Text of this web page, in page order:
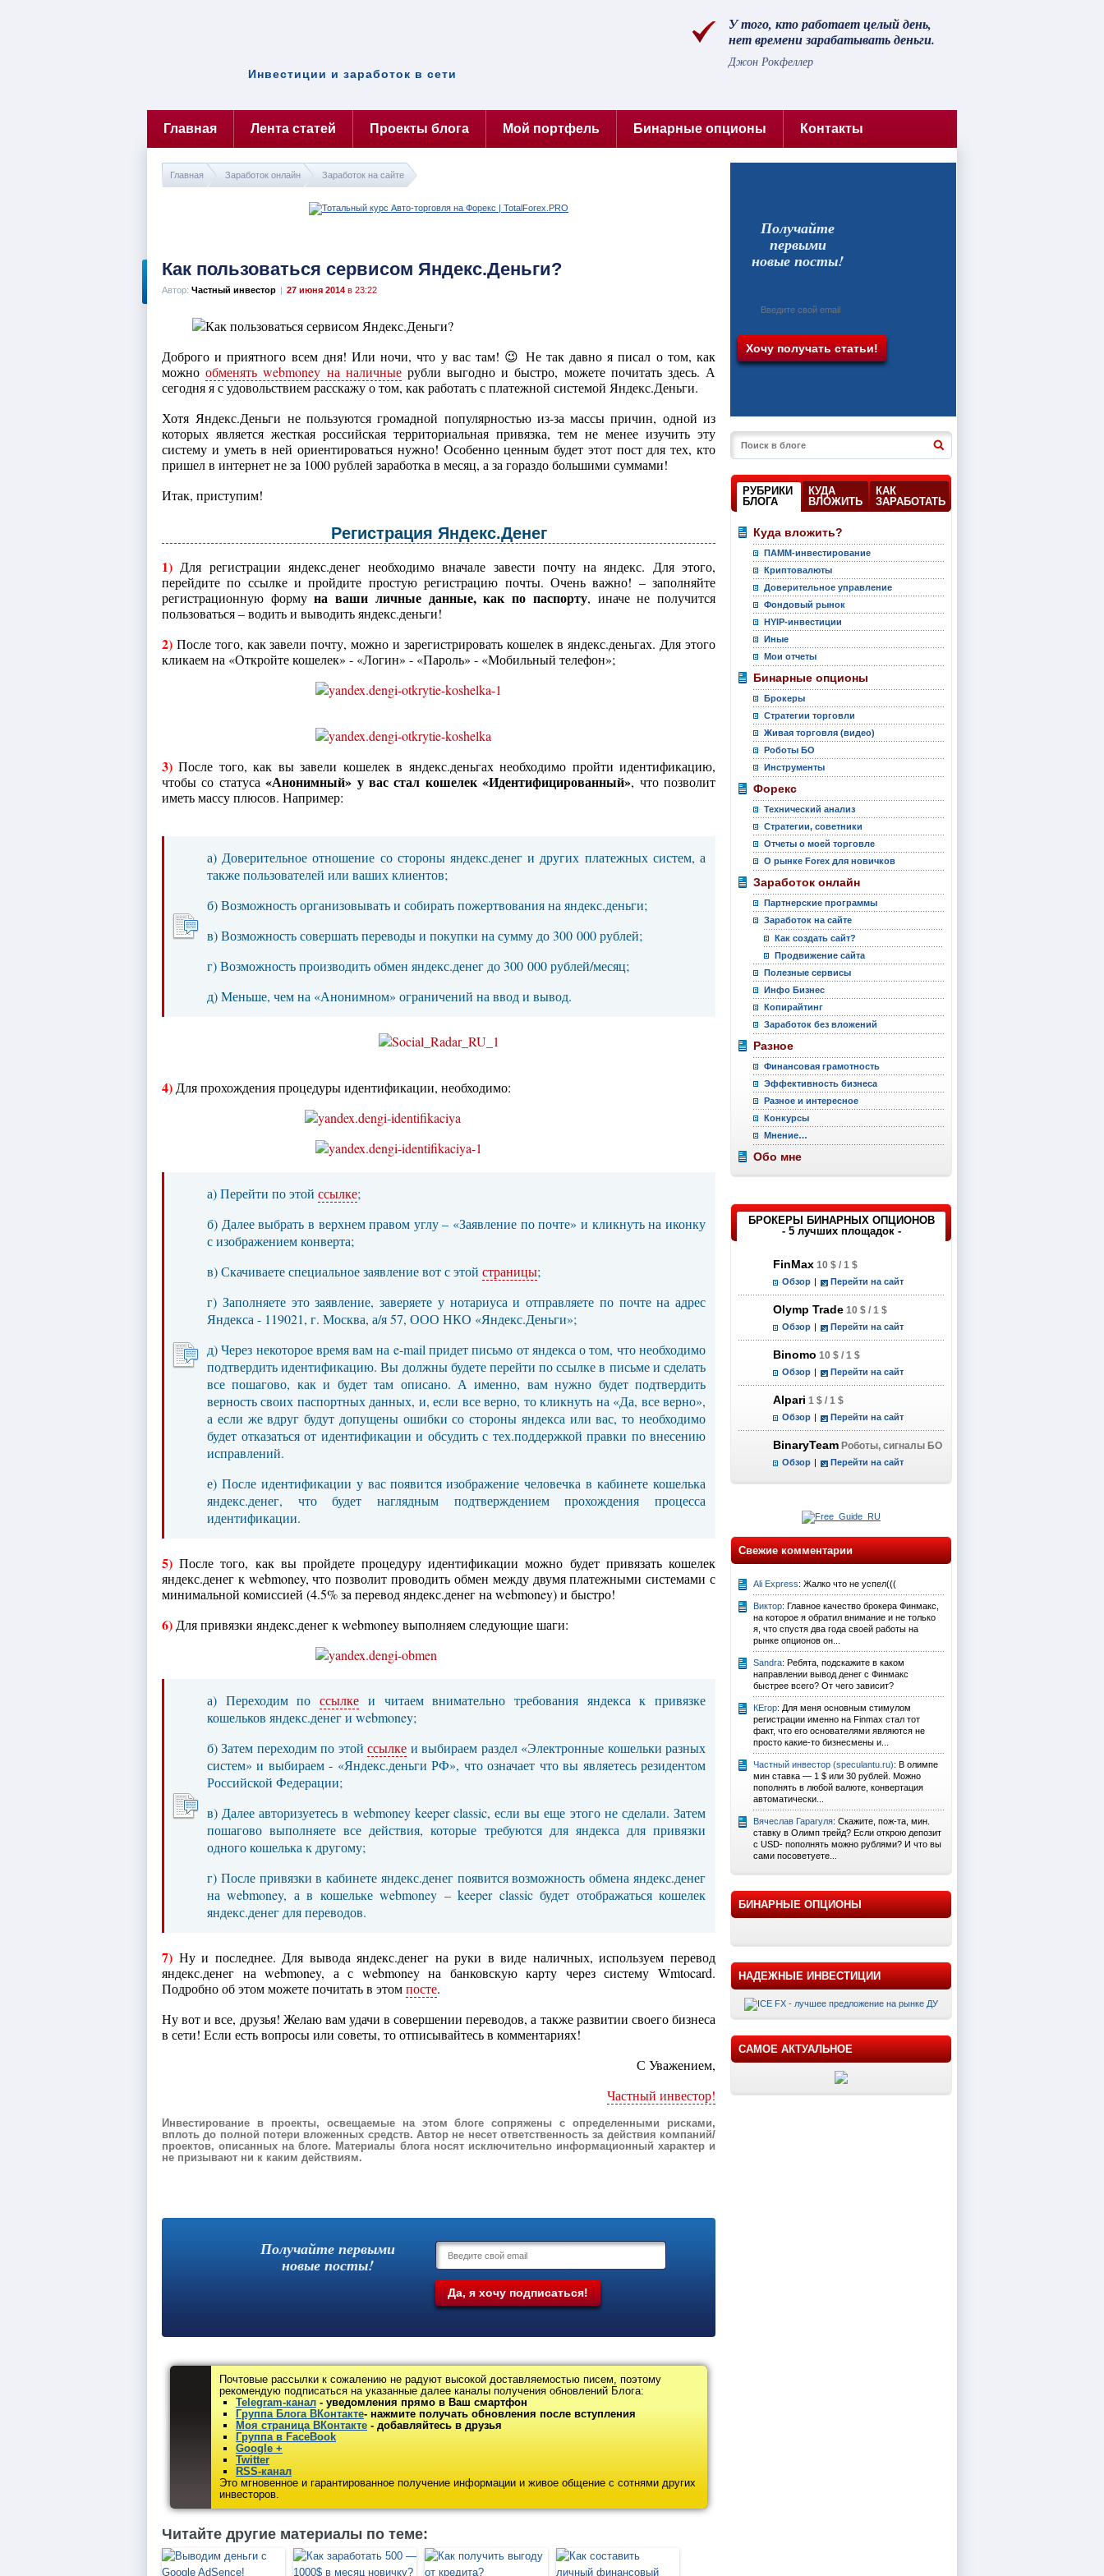
Инвестиции и заработок в сети
У того, кто работает целый день,
нет времени зарабатывать деньги.
Джон Рокфеллер
Главная Лента статей Проекты блога Мой портфель Бинарные опционы Контакты
Главная Заработок онлайн Заработок на сайте
Как пользоваться сервисом Яндекс.Деньги?
Автор: Частный инвестор | 27 июня 2014 в 23:22
Доброго и приятного всем дня! Или ночи, что у вас там! 😉 Не так давно я писал о том, как
можнообменять webmoney на наличныерубли выгодно и быстро, можете почитать здесь. А
сегодня я с удовольствием расскажу о том, как работать с платежной системой Яндекс.Деньги.
Хотя Яндекс.Деньги не пользуются громадной популярностью из-за массы причин, одной из
которых является жесткая российская территориальная привязка, тем не менее изучить эту
систему и уметь в ней ориентироваться нужно! Особенно ценным будет этот пост для тех, кто
пришел в интернет не за 1000 рублей заработка в месяц, а за гораздо большими суммами!
Итак, приступим!
Регистрация Яндекс.Денег
1) Для регистрации яндекс.денег необходимо вначале завести почту на яндекс. Для этого,
перейдите по ссылке и пройдите простую регистрацию почты. Очень важно! – заполняйте
регистрационную формуна ваши личные данные, как по паспорту, иначе не получится
пользоваться – водить и выводить яндекс.деньги!
2) После того, как завели почту, можно и зарегистрировать кошелек в яндекс.деньгах. Для этого
кликаем на «Откройте кошелек» - «Логин» - «Пароль» - «Мобильный телефон»;
3) После того, как вы завели кошелек в яндекс.деньгах необходимо пройти идентификацию,
чтобы со статуса«Анонимный» у вас стал кошелек «Идентифицированный», что позволит
иметь массу плюсов. Например:
а) Доверительное отношение со стороны яндекс.денег и других платежных систем, а
также пользователей или ваших клиентов;
б) Возможность организовывать и собирать пожертвования на яндекс.деньги;
в) Возможность совершать переводы и покупки на сумму до 300 000 рублей;
г) Возможность производить обмен яндекс.денег до 300 000 рублей/месяц;
д) Меньше, чем на «Анонимном» ограничений на ввод и вывод.
4) Для прохождения процедуры идентификации, необходимо:
а) Перейти по этой ссылке;
б) Далее выбрать в верхнем правом углу – «Заявление по почте» и кликнуть на иконку
с изображением конверта;
в) Скачиваете специальное заявление вот с этой страницы;
г) Заполняете это заявление, заверяете у нотариуса и отправляете по почте на адрес
Яндекса - 119021, г. Москва, а/я 57, ООО НКО «Яндекс.Деньги»;
д) Через некоторое время вам на e-mail придет письмо от яндекса о том, что необходимо
подтвердить идентификацию. Вы должны будете перейти по ссылке в письме и сделать
все пошагово, как и будет там описано. А именно, вам нужно будет подтвердить
верность своих паспортных данных, и, если все верно, то кликнуть на «Да, все верно»,
а если же вдруг будут допущены ошибки со стороны яндекса или вас, то необходимо
будет отказаться от идентификации и обсудить с тех.поддержкой правки по внесению
исправлений.
е) После идентификации у вас появится изображение человечка в кабинете кошелька
яндекс.денег, что будет наглядным подтверждением прохождения процесса
идентификации.
5) После того, как вы пройдете процедуру идентификации можно будет привязать кошелек
яндекс.денег к webmoney, что позволит проводить обмен между двумя платежными системами с
минимальной комиссией (4.5% за перевод яндекс.денег на webmoney) и быстро!
6) Для привязки яндекс.денег к webmoney выполняем следующие шаги:
а) Переходим поссылке и читаем внимательно требования яндекса к привязке
кошельков яндекс.денег и webmoney;
б) Затем переходим по этойссылке и выбираем раздел «Электронные кошельки разных
систем» и выбираем - «Яндекс.деньги РФ», что означает что вы являетесь резидентом
Российской Федерации;
в) Далее авторизуетесь в webmoney keeper classic, если вы еще этого не сделали. Затем
пошагово выполняете все действия, которые требуются для яндекса для привязки
одного кошелька к другому;
г) После привязки в кабинете яндекс.денег появится возможность обмена яндекс.денег
на webmoney, а в кошельке webmoney – keeper classic будет отображаться кошелек
яндекс.денег для переводов.
7) Ну и последнее. Для вывода яндекс.денег на руки в виде наличных, используем перевод
яндекс.денег на webmoney, а с webmoney на банковскую карту через систему Wmtocard.
Подробно об этом можете почитать в этомпосте.
Ну вот и все, друзья! Желаю вам удачи в совершении переводов, а также развитии своего бизнеса
в сети! Если есть вопросы или советы, то отписывайтесь в комментариях!
С Уважением,
Частный инвестор!
Инвестирование в проекты, освещаемые на этом блоге сопряжены с определенными рисками,
вплоть до полной потери вложенных средств. Автор не несет ответственность за действия компаний/
проектов, описанных на блоге. Материалы блога носят исключительно информационный характер и
не призывают ни к каким действиям.
Получайте первыми
новые посты!
Почтовые рассылки к сожалению не радуют высокой доставляемостью писем, поэтому
рекомендую подписаться на указанные далее каналы получения обновлений Блога:
Telegram-канал - уведомления прямо в Ваш смартфон
Группа Блога ВКонтакте- нажмите получать обновления после вступления
Моя страница ВКонтакте - добавляйтесь в друзья
Группа в FaceBook
Google +
Twitter
RSS-канал
Это мгновенное и гарантированное получение информации и живое общение с сотнями других
инвесторов.
Читайте другие материалы по теме:
Получайте
первыми
новые посты!
РУБРИКИ
БЛОГА
КУДА
ВЛОЖИТЬ
КАК
ЗАРАБОТАТЬ
Куда вложить?
ПАММ-инвестирование
Криптовалюты
Доверительное управление
Фондовый рынок
HYIP-инвестиции
Иные
Мои отчеты
Бинарные опционы
Брокеры
Стратегии торговли
Живая торговля (видео)
Роботы БО
Инструменты
Форекс
Технический анализ
Стратегии, советники
Отчеты о моей торговле
О рынке Forex для новичков
Заработок онлайн
Партнерские программы
Заработок на сайте
Как создать сайт?
Продвижение сайта
Полезные сервисы
Инфо Бизнес
Копирайтинг
Заработок без вложений
Разное
Финансовая грамотность
Эффективность бизнеса
Разное и интересное
Конкурсы
Мнение…
Обо мне
БРОКЕРЫ БИНАРНЫХ ОПЦИОНОВ
- 5 лучших площадок -
FinMax 10 $ / 1 $
Обзор | Перейти на сайт
Olymp Trade 10 $ / 1 $
Обзор | Перейти на сайт
Binomo 10 $ / 1 $
Обзор | Перейти на сайт
Alpari 1 $ / 1 $
Обзор | Перейти на сайт
BinaryTeam Роботы, сигналы БО
Обзор | Перейти на сайт
Свежие комментарии
Ali Express: Жалко что не успел(((
Виктор: Главное качество брокера Финмакс,
на которое я обратил внимание и не только
я, что спустя два года своей работы на
рынке опционов он...
Sandra: Ребята, подскажите в каком
направлении вывод денег с Финмакс
быстрее всего? От чего зависит?
КЕгор: Для меня основным стимулом
регистрации именно на Finmax стал тот
факт, что его основателями являются не
просто какие-то бизнесмены и...
Частный инвестор (speculantu.ru): В олимпе
мин ставка — 1 $ или 30 рублей. Можно
пополнять в любой валюте, конвертация
автоматически...
Вячеслав Гарагуля: Скажите, пож-та, мин.
ставку в Олимп трейд? Если открою депозит
с USD- пополнять можно рублями? И что вы
сами посоветуете...
БИНАРНЫЕ ОПЦИОНЫ
НАДЕЖНЫЕ ИНВЕСТИЦИИ
САМОЕ АКТУАЛЬНОЕ